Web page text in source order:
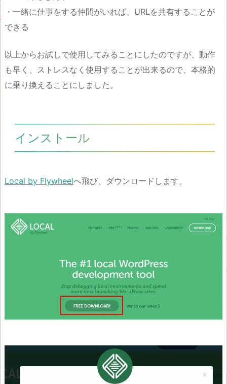
・一緒に仕事をする仲間がいれば、URLを共有することが
できる
以上からお試しで使用してみることにしたのですが、動作
も早く、ストレスなく使用することが出来るので、本格的
に乗り換えることにしました。
インストール
Local by Flywheelへ飛び、ダウンロードします。